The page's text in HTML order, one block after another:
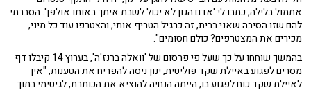
אתמול בלילה, כתבו לי 'אדם הגון לא יכול לשבת איתך באותו אולפן'. הסברתי
להם שזו הסיבה שאני בבית, זה כרגיל הטריף אותי, והצטרפו עוד כל מיני,
מכירים את המצטרפים? כולם חסומים".
בהמשך שוחחו על כך שעל פי פרסום של 'וואלה ברנז'ה', בערוץ 14 קיבלו דף
מסרים לפגוע באיילת שקד פוליטית, ינון ניסה להפריח את הטענות, "אין
לאיילת שקד כוח לפגוע בו, הייתה הנחיה להוציא את הכותרת, לגיטימי בתוך